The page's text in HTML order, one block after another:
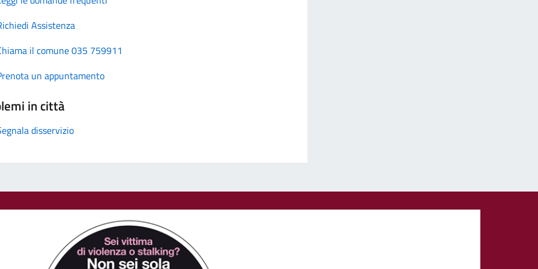
Assistenza
il comune 035 759911
un appuntamento
in città
disservizio